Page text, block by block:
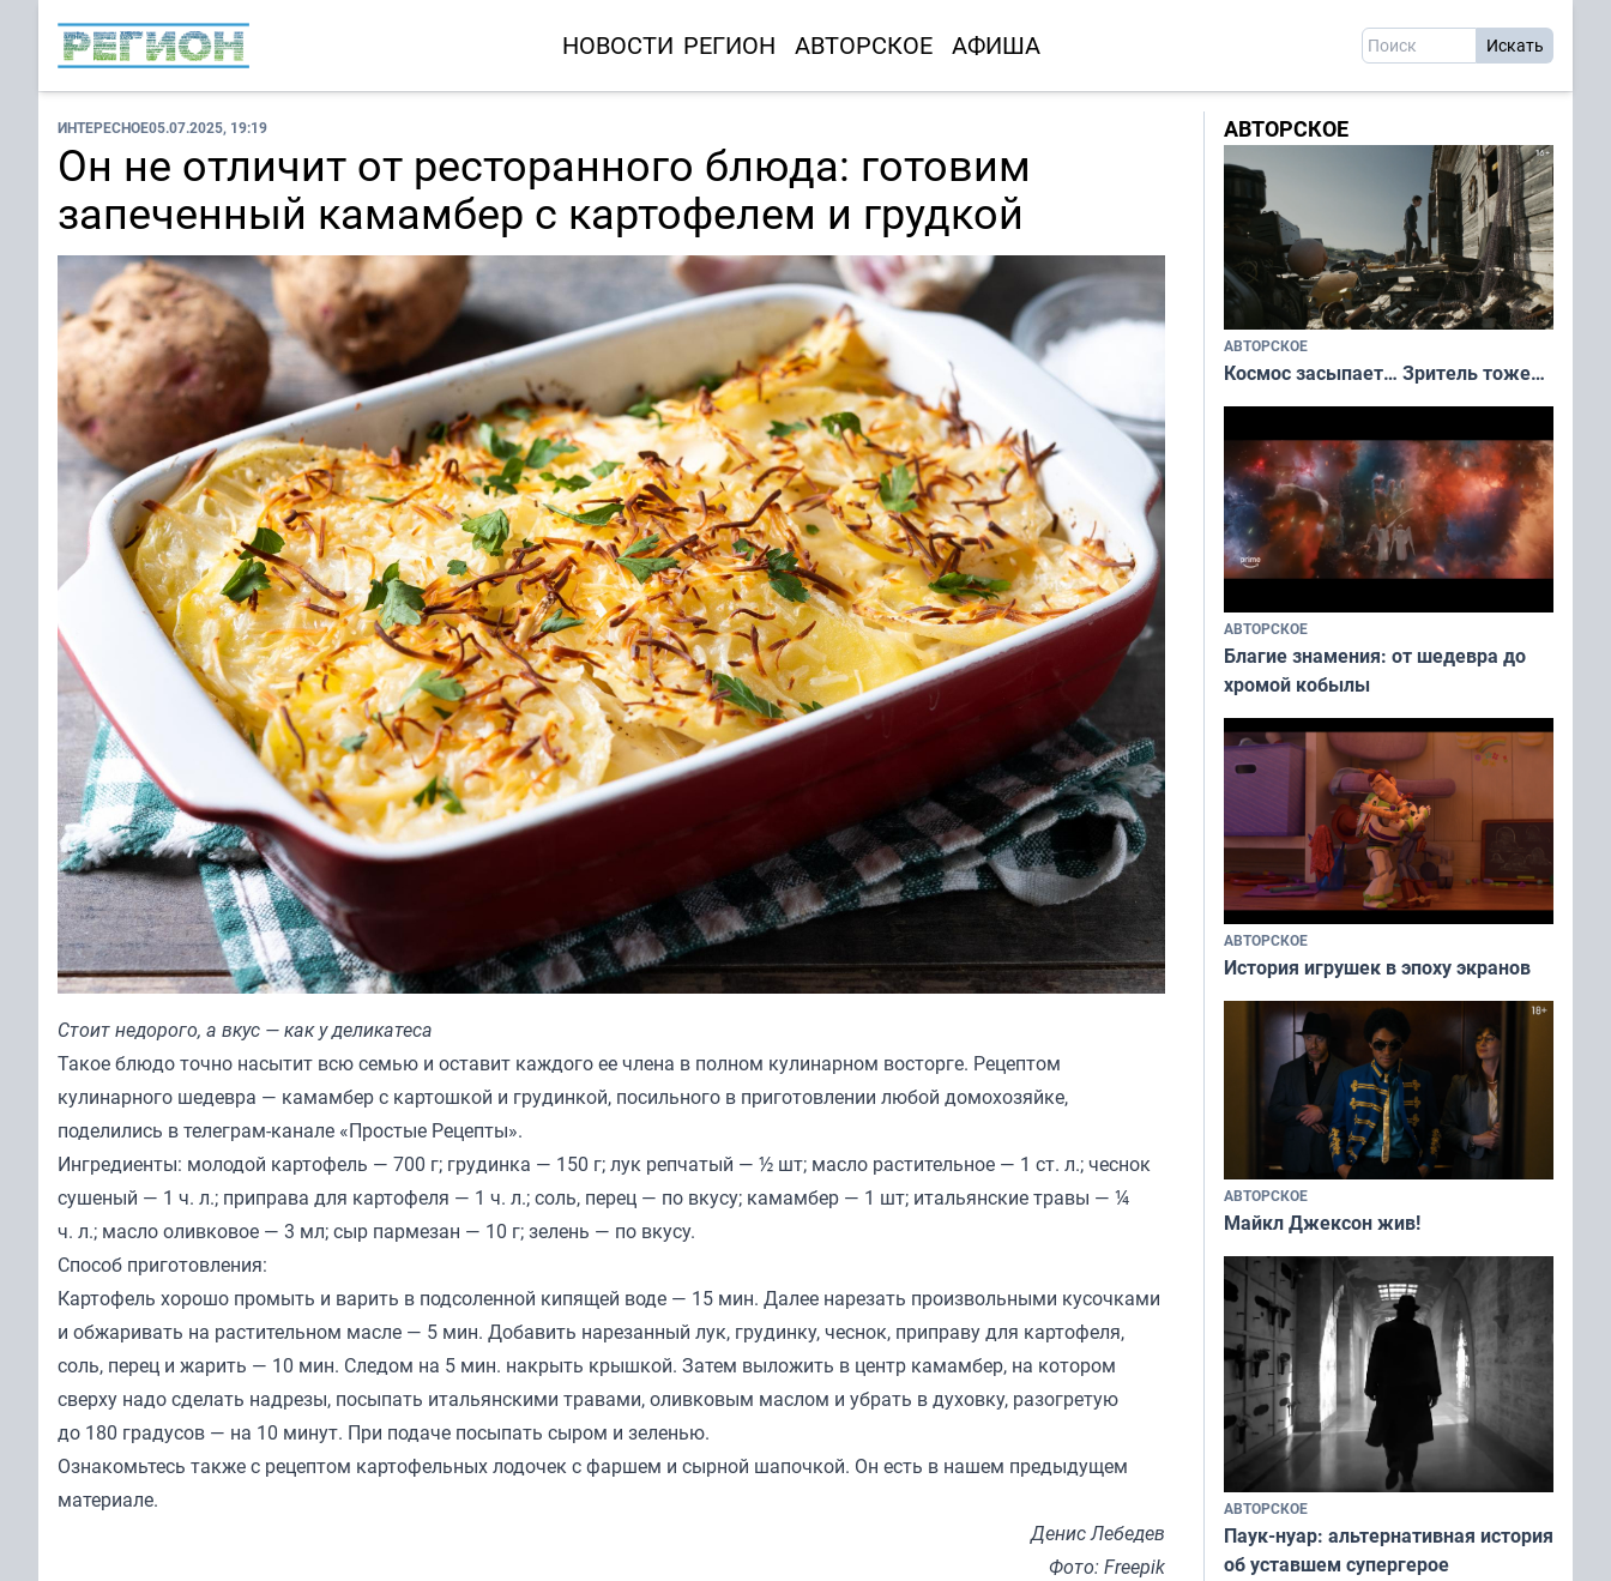
НОВОСТИ РЕГИОН АВТОРСКОЕ АФИША
ИНТЕРЕСНОЕ05.07.2025, 19:19
Он не отличит от ресторанного блюда: готовим
запеченный камамбер с картофелем и грудкой
Стоит недорого, а вкус — как у деликатеса
Такое блюдо точно насытит всю семью и оставит каждого ее члена в полном кулинарном восторге. Рецептом
кулинарного шедевра — камамбер с картошкой и грудинкой, посильного в приготовлении любой домохозяйке,
поделились в телеграм-канале «Простые Рецепты».
Ингредиенты: молодой картофель — 700 г; грудинка — 150 г; лук репчатый — ½ шт; масло растительное — 1 ст. л.; чеснок
сушеный — 1 ч. л.; приправа для картофеля — 1 ч. л.; соль, перец — по вкусу; камамбер — 1 шт; итальянские травы — ¼
ч. л.; масло оливковое — 3 мл; сыр пармезан — 10 г; зелень — по вкусу.
Способ приготовления:
Картофель хорошо промыть и варить в подсоленной кипящей воде — 15 мин. Далее нарезать произвольными кусочками
и обжаривать на растительном масле — 5 мин. Добавить нарезанный лук, грудинку, чеснок, приправу для картофеля,
соль, перец и жарить — 10 мин. Следом на 5 мин. накрыть крышкой. Затем выложить в центр камамбер, на котором
сверху надо сделать надрезы, посыпать итальянскими травами, оливковым маслом и убрать в духовку, разогретую
до 180 градусов — на 10 минут. При подаче посыпать сыром и зеленью.
Ознакомьтесь также с рецептом картофельных лодочек с фаршем и сырной шапочкой. Он есть в нашем предыдущем
материале.
Денис Лебедев
Фото: Freepik
АВТОРСКОЕ
АВТОРСКОЕ
Космос засыпает… Зритель тоже…
АВТОРСКОЕ
Благие знамения: от шедевра до
хромой кобылы
АВТОРСКОЕ
История игрушек в эпоху экранов
АВТОРСКОЕ
Майкл Джексон жив!
АВТОРСКОЕ
Паук-нуар: альтернативная история
об уставшем супергерое